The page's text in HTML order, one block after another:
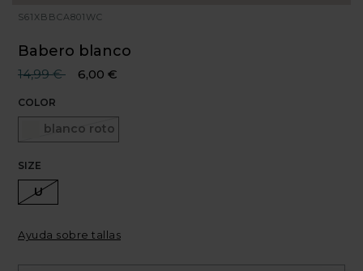
S61XBBCA801WC
Babero blanco
Precio reducido desde
14,99 €hasta
6,00 €
COLOR
blanco roto
Seleccionado
SIZE
U
Ayuda sobre tallas